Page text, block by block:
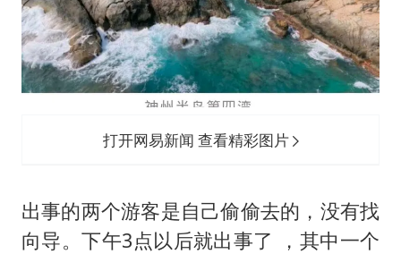
打开网易新闻 查看精彩图片
出事的两个游客是自己偷偷去的，没有找
向导。下午3点以后就出事了 ，其中一个